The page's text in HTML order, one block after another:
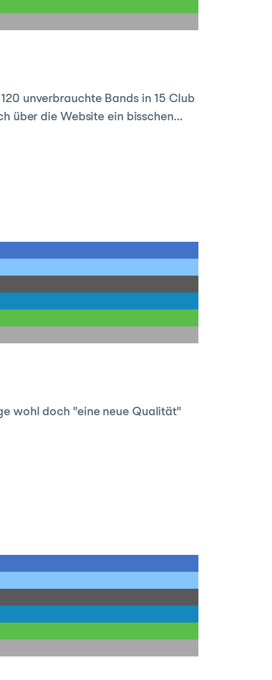
unverbrauchte Bands in 15 Club
über die Website ein bisschen…
wohl doch "eine neue Qualität"